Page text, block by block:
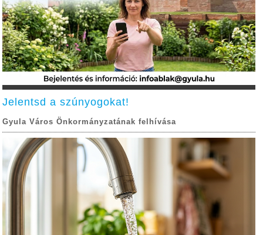
Jelentsd a szúnyogokat!
Gyula Város Önkormányzatának felhívása